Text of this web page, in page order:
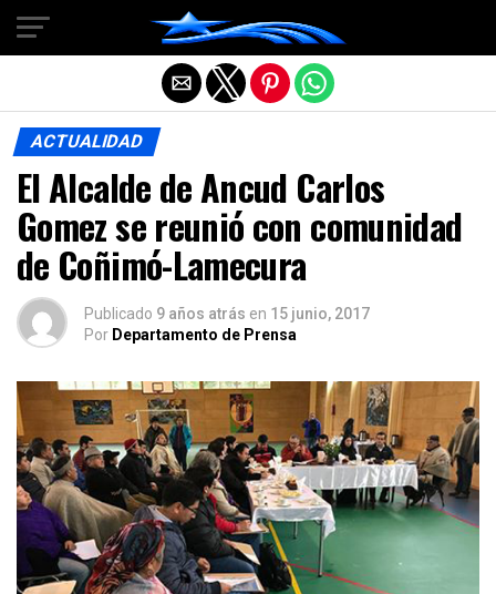
ACTUALIDAD
El Alcalde de Ancud Carlos
Gomez se reunió con comunidad
de Coñimó-Lamecura
Publicado 9 años atrás en 15 junio, 2017
Por Departamento de Prensa
Salir de la versión móvil